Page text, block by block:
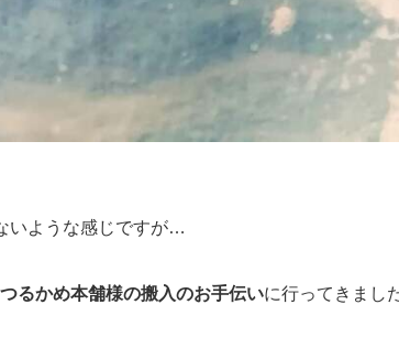
いような感じですが…
つるかめ本舗様の搬入のお手伝いに行ってきまし